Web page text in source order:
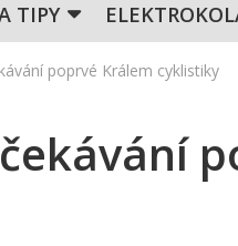
TIPY
poprvé Králem cyklistiky